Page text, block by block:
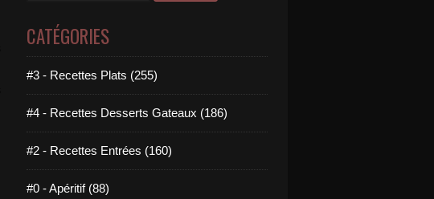
CATÉGORIES
#3 - Recettes Plats (255)
#4 - Recettes Desserts Gateaux (186)
#2 - Recettes Entrées (160)
#0 - Apéritif (88)